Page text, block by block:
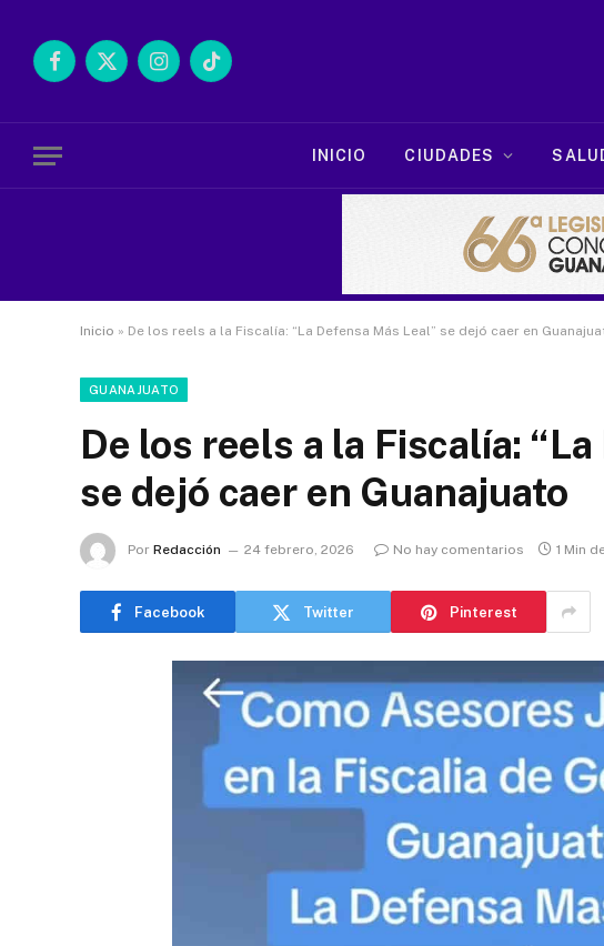
Facebook
X
InstagramTikTok
INICIO CIUDADES
Inicio » De los reels a la Fiscalía: “La Defensa Más Leal” se dejó caer en
GUANAJUATO
De los reels a la Fiscalía:
se dejó caer en Guanajuato
Por Redacción 24 febrero, 2026 No hay comentarios 1 Min
Facebook Twitter Pinterest